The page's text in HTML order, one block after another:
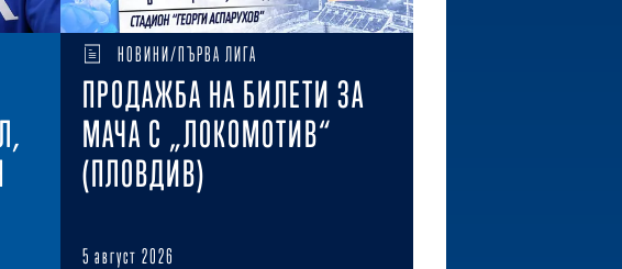
НОВИНИ/ПЪРВА ЛИГА
ПРОДАЖБА НА БИЛЕТИ ЗА
МАЧА С „ЛОКОМОТИВ“
(ПЛОВДИВ)
5 август 2026